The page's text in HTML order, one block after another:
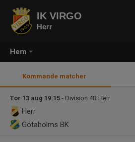
Hem
IK VIRGO
Herr
Kommande matcher
Tor 13 aug 19:15 - Division 4B Herr
Herr
Götaholms BK